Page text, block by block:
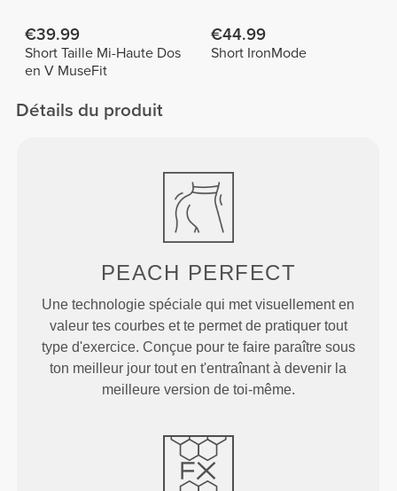
€39.99
Short Taille Mi-Haute Dos
en V MuseFit
€44.99
Short IronMode
Détails du produit
PEACH PERFECT
Une technologie spéciale qui met visuellement en
valeur tes courbes et te permet de pratiquer tout
type d'exercice. Conçue pour te faire paraître sous
ton meilleur jour tout en t'entraînant à devenir la
meilleure version de toi-même.